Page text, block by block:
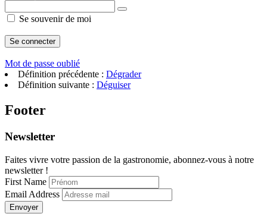
Se souvenir de moi
Mot de passe oublié
Définition précédente : Dégrader
Définition suivante : Déguiser
Footer
Newsletter
Faites vivre votre passion de la gastronomie, abonnez-vous à notre
newsletter !
First Name
Email Address
Envoyer